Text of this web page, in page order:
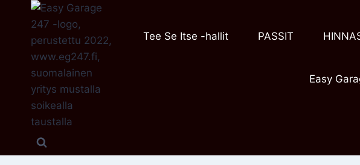
sisältöön
Tee Se Itse -hallit
PASSIT
Easy